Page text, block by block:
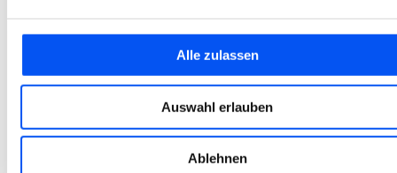
Alle zulassen
Auswahl erlauben
Ablehnen